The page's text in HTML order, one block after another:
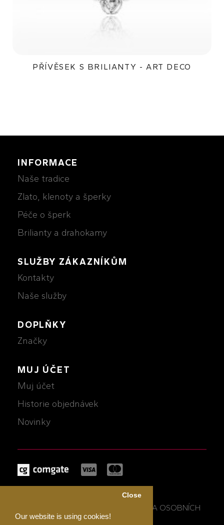
Our website is using cookies!
Close
PŘÍVĚSEK S BRILIANTY - ART DECO
INFORMACE
Naše tradice
Zlato, klenoty a šperky
Péče o šperk
Brilianty a drahokamy
SLUŽBY ZÁKAZNÍKŮM
Kontakty
Naše služby
DOPLŇKY
Značky
MUJ ÚČET
Muj účet
Historie objednávek
Novinky
OBCHODNÍ PODMÍNKY A OCHRANA OSOBNÍCH
ÚDAJŮ